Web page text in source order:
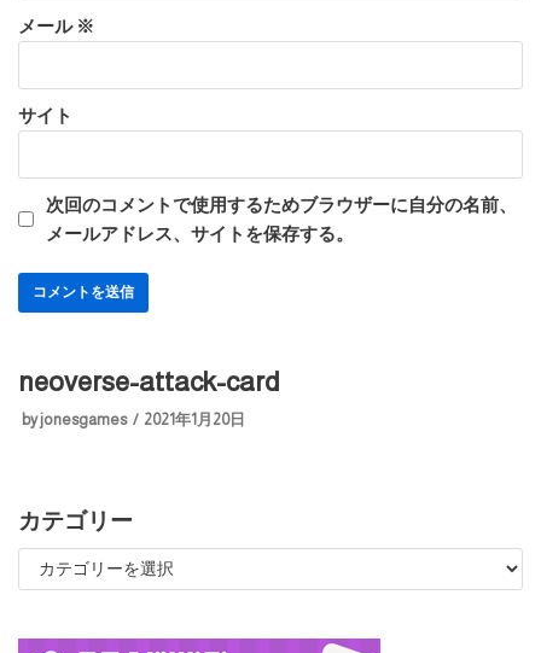
メール ※
サイト
次回のコメントで使用するためブラウザーに自分の名前、
メールアドレス、サイトを保存する。
neoverse-attack-card
byjonesgames 2021年1月20日
カテゴリー